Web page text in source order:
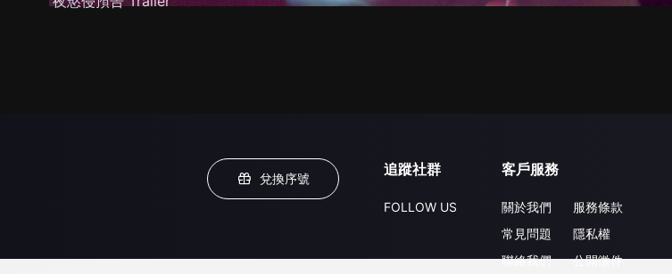
兌換序號
追蹤社群
FOLLOW US
客戶服務
關於我們
常見問題
聯絡我們
服務條款
隱私權
公開徵件